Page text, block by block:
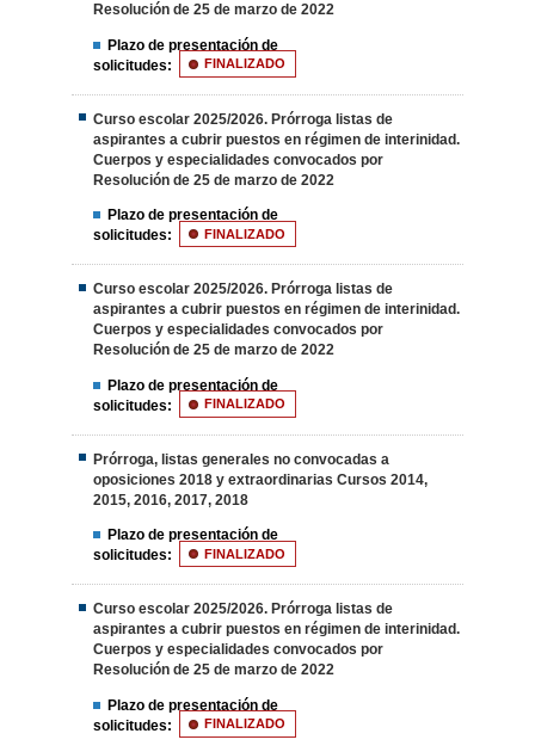
Resolución de 25 de marzo de 2022
Plazo de presentación de
solicitudes:
FINALIZADO
Curso escolar 2025/2026. Prórroga listas de
aspirantes a cubrir puestos en régimen de interinidad.
Cuerpos y especialidades convocados por
Resolución de 25 de marzo de 2022
Plazo de presentación de
solicitudes:
FINALIZADO
Curso escolar 2025/2026. Prórroga listas de
aspirantes a cubrir puestos en régimen de interinidad.
Cuerpos y especialidades convocados por
Resolución de 25 de marzo de 2022
Plazo de presentación de
solicitudes:
FINALIZADO
Prórroga, listas generales no convocadas a
oposiciones 2018 y extraordinarias Cursos 2014,
2015, 2016, 2017, 2018
Plazo de presentación de
solicitudes:
FINALIZADO
Curso escolar 2025/2026. Prórroga listas de
aspirantes a cubrir puestos en régimen de interinidad.
Cuerpos y especialidades convocados por
Resolución de 25 de marzo de 2022
Plazo de presentación de
solicitudes:
FINALIZADO